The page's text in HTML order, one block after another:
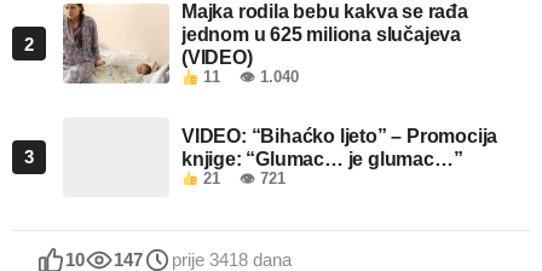
2
Majka rodila bebu kakva se rađa
jednom u 625 miliona slučajeva
(VIDEO)
11 👁 1.040
3
VIDEO: “Bihaćko ljeto” – Promocija
knjige: “Glumac… je glumac…”
21 👁 721
10 147 prije 3418 dana